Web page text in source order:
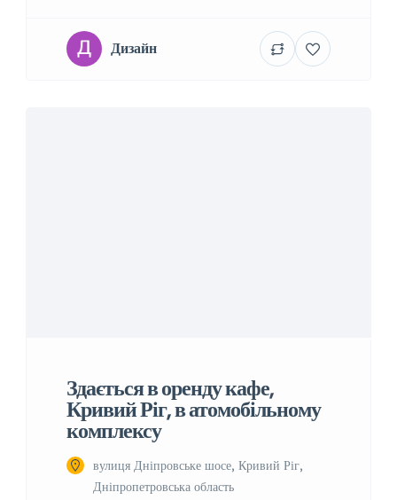
Дизайн
Здається в оренду кафе,
Кривий Ріг, в атомобільному
комплексу
вулиця Дніпровське шосе, Кривий Ріг,
Дніпропетровська область